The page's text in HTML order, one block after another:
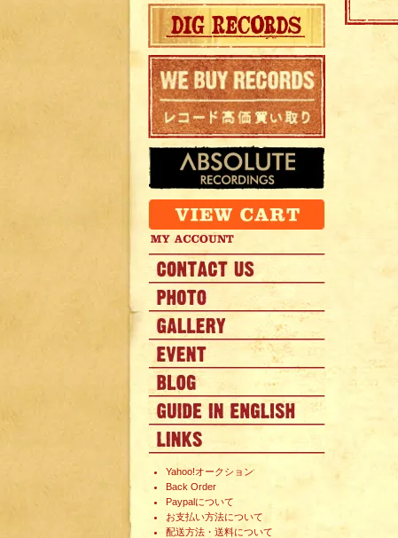
Yahoo!オークション
Back Order
Paypalについて
お支払い方法について
配送方法・送料について